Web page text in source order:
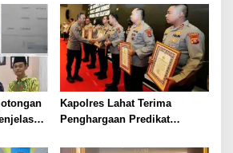
dan Kesejahteraan Petani
Kapolres Lahat Terima
Penghargaan Predikat